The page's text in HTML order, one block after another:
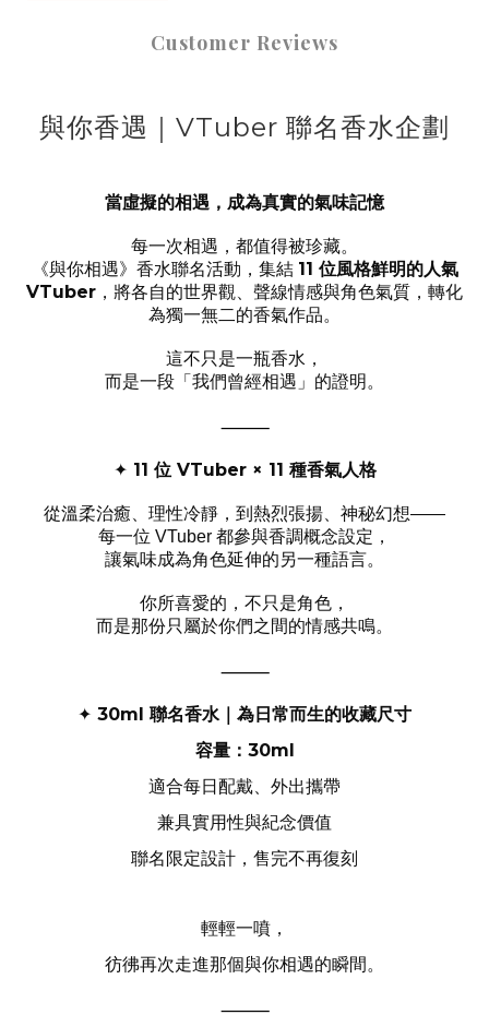
Customer Reviews
與你香遇｜VTuber 聯名香水企劃
當虛擬的相遇，成為真實的氣味記憶
每一次相遇，都值得被珍藏。
《與你相遇》香水聯名活動，集結 11 位風格鮮明的人氣
VTuber ，將各自的世界觀、聲線情感與角色氣質，轉化
為獨一無二的香氣作品。
這不只是一瓶香水，
而是一段「我們曾經相遇」的證明。
⸻
✦ 11 位VTuber × 11 種香氣人格
從溫柔治癒、理性冷靜，到熱烈張揚、神秘幻想——
每一位 VTuber 都參與香調概念設定，
讓氣味成為角色延伸的另一種語言。
你所喜愛的，不只是角色，
而是那份只屬於你們之間的情感共鳴。
⸻
✦ 30ml 聯名香水｜為日常而生的收藏尺寸
容量： 30ml
適合每日配戴、外出攜帶
兼具實用性與紀念價值
聯名限定設計，售完不再復刻
輕輕一噴，
彷彿再次走進那個與你相遇的瞬間。
⸻